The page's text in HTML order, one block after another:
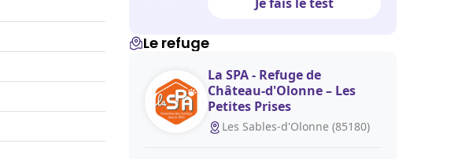
Le refuge
La SPA - Refuge de
Château-d'Olonne – Les
Petites Prises
Les Sables-d'Olonne (85180)